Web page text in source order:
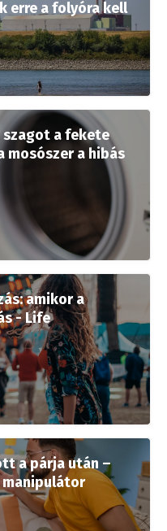
erre a folyóra kell
a fekete
mosószer a hibás
amikor a
- Life
a párja után –
manipulátor